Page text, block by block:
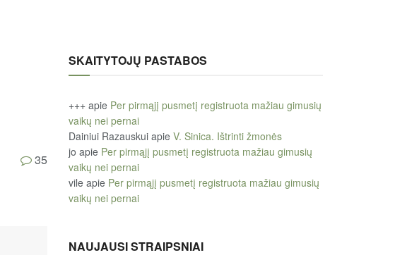
35
SKAITYTOJŲ PASTABOS
+++ apie Per pirmąjį pusmetį registruota mažiau gimusių
vaikų nei pernai
Dainiui Razauskui apie V. Sinica. Ištrinti žmonės
jo apie Per pirmąjį pusmetį registruota mažiau gimusių
vaikų nei pernai
vile apie Per pirmąjį pusmetį registruota mažiau gimusių
vaikų nei pernai
NAUJAUSI STRAIPSNIAI